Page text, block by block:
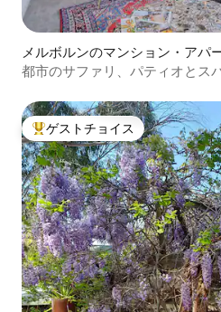
メルボルンのマンション・アパ
都市のサファリ、パティオとス
大好評のゲストチョイスです。
ゲストチョイス